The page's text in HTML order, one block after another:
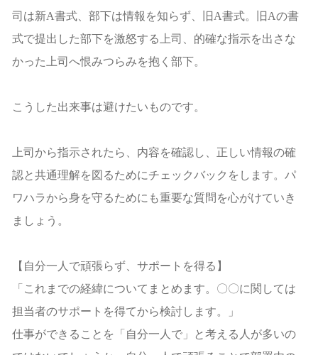
司は新A書式、部下は情報を知らず、旧A書式。旧Aの書
式で提出した部下を激怒する上司、的確な指示を出さな
かった上司へ恨みつらみを抱く部下。
こうした出来事は避けたいものです。
上司から指示されたら、内容を確認し、正しい情報の確
認と共通理解を図るためにチェックバックをします。パ
ワハラから身を守るためにも重要な質問を心がけていき
ましょう。
【自分一人で頑張らず、サポートを得る】
「これまでの経緯についてまとめます。〇〇に関しては
担当者のサポートを得てから検討します。」
仕事ができることを「自分一人で」と考える人が多いの